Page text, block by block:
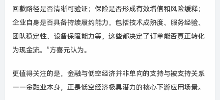
回款路径是否清晰可验证；保险是否形成有效增信和风险缓释；
企业自身是否具备持续履约能力，包括技术成熟度、服务经验、
团队稳定性、设备保障能力等，这些都决定了订单能否真正转化
为现金流。 ”方喜元认为。
更值得关注的是，金融与低空经济并非单向的支持与被支持关系
——金融业本身，正是低空经济极具潜力的核心下游应用场景。